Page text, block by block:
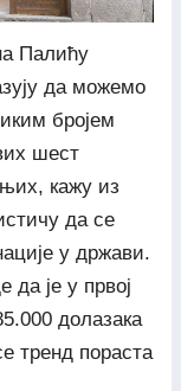
Палићу
да можемо
бројем
шест
кажу из
да се
у држави.
да је у првој
долазака
тренд пораста